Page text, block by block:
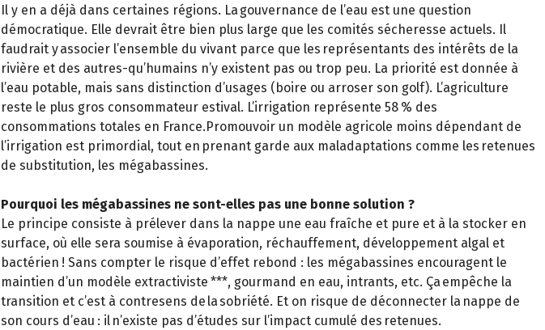
Il y en a déjà dans certaines régions. La gouvernance de l’eau est une question
démocratique. Elle devrait être bien plus large que les comités sécheresse actuels. Il
faudrait y associer l’ensemble du vivant parce que les représentants des intérêts de la
rivière et des autres-qu’humains n’y existent pas ou trop peu. La priorité est donnée à
l’eau potable, mais sans distinction d’usages (boire ou arroser son golf). L’agriculture
reste le plus gros consommateur estival. L’irrigation représente 58 % des
consommations totales en France.Promouvoir un modèle agricole moins dépendant de
l’irrigation est primordial, tout en prenant garde aux maladaptations comme les retenues
de substitution, les mégabassines.
Pourquoi les mégabassines ne sont-elles pas une bonne solution ?
Le principe consiste à prélever dans la nappe une eau fraîche et pure et à la stocker en
surface, où elle sera soumise à évaporation, réchauffement, développement algal et
bactérien ! Sans compter le risque d’effet rebond : les mégabassines encouragent le
maintien d’un modèle extractiviste ***, gourmand en eau, intrants, etc. Ça empêche la
transition et c’est à contresens de la sobriété. Et on risque de déconnecter la nappe de
son cours d’eau : il n’existe pas d’études sur l’impact cumulé des retenues.